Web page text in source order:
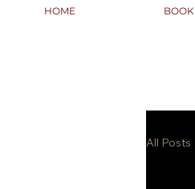
HOME BOOK
All Posts